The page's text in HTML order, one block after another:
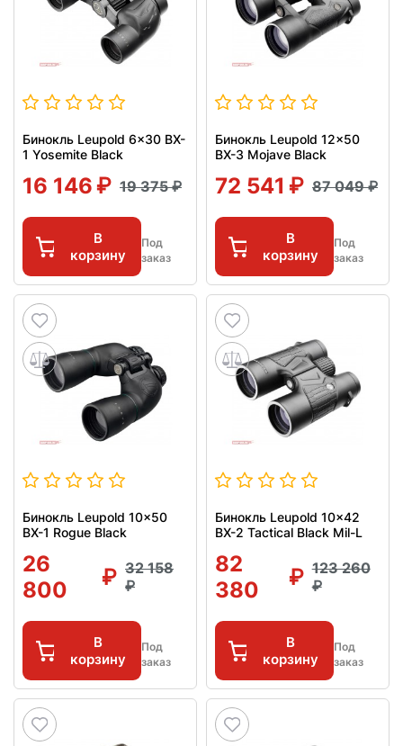
Бинокль Leupold 6x30 BX-
1 Yosemite Black
16 146 19 375
В
корзину
Под
заказ
Бинокль Leupold 12x50
BX-3 Mojave Black
72 541 87 049
В
корзину
Под
заказ
Бинокль Leupold 10x50
BX-1 Rogue Black
26
800
32 158
В
корзину
Под
заказ
Бинокль Leupold 10x42
BX-2 Tactical Black Mil-L
82
380
123 260
В
корзину
Под
заказ